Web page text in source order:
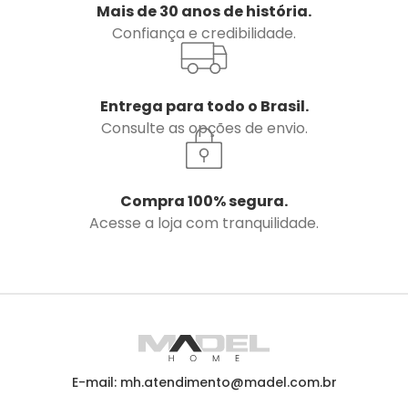
Mais de 30 anos de história.
Confiança e credibilidade.
Entrega para todo o Brasil.
Consulte as opções de envio.
Compra 100% segura.
Acesse a loja com tranquilidade.
E-mail: mh.atendimento@madel.com.br